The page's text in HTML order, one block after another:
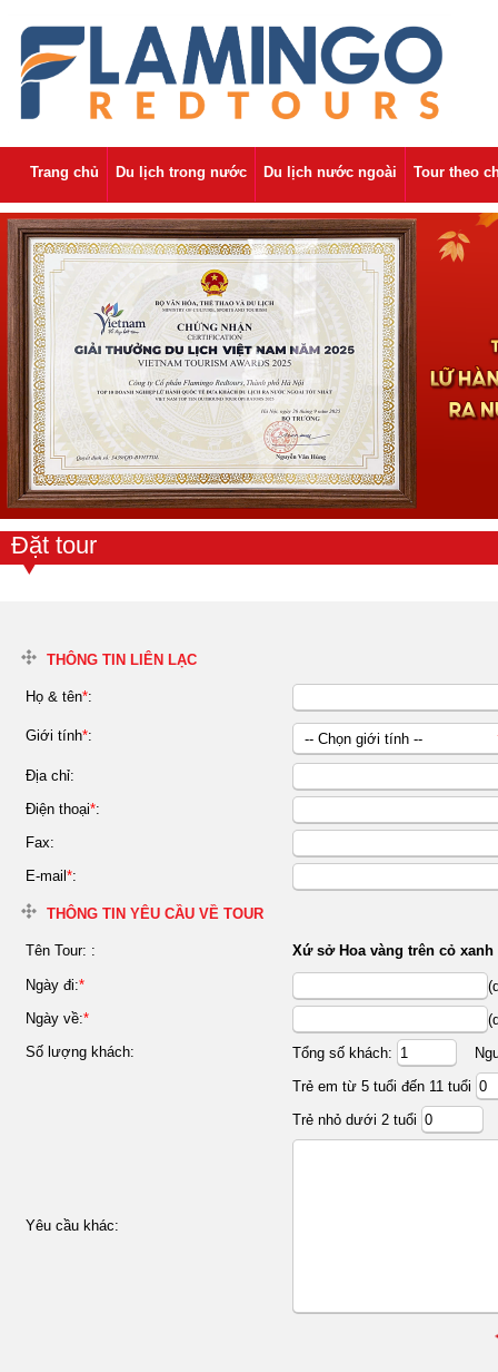
Trang chủ Du lịch trong nước Du lịch nước ngoài Tour theo
Đặt tour
THÔNG TIN LIÊN LẠC
Họ & tên*:
Giới tính*:
-- Chọn giới tính --
Địa chỉ:
Điện thoại*:
Fax:
E-mail *:
THÔNG TIN YÊU CẦU VỀ TOUR
Tên Tour: : Xứ sở Hoa vàng trên cỏ xanh
Ngày đi:*
Ngày về:*
Số lượng khách:
Tổng số khách:
Trẻ em từ 5 tuổi đến 11 tuổi
Trẻ nhỏ dưới 2 tuổi
Yêu cầu khác: